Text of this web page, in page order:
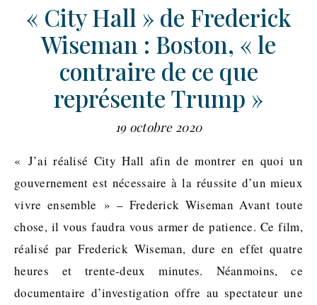
« City Hall » de Frederick
Wiseman : Boston, « le
contraire de ce que
représente Trump »
19 octobre 2020
« J’ai réalisé City Hall afin de montrer en quoi un
gouvernement est nécessaire à la réussite d’un mieux
vivre ensemble » – Frederick Wiseman Avant toute
chose, il vous faudra vous armer de patience. Ce film,
réalisé par Frederick Wiseman, dure en effet quatre
heures et trente-deux minutes. Néanmoins, ce
documentaire d’investigation offre au spectateur une